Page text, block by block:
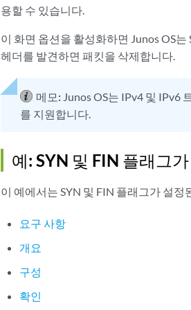
용할 수 있습니다.
이 화면 옵션을 활성화하면 Junos OS
헤더를 발견하면 패킷을 삭제합니다.
메모: Junos OS는 IPv4 및 IPv6
를 지원합니다.
예: SYN 및 FIN 플래그
이 예에서는 SYN 및 FIN 플래그가 설
요구 사항
개요
구성
확인